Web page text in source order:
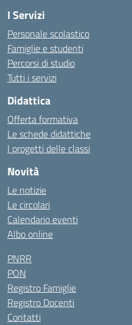
I Servizi
Personale scolastico
Famiglie e studenti
Percorsi di studio
Tutti i servizi
Didattica
Offerta formativa
Le schede didattiche
I progetti delle classi
Novità
Le notizie
Le circolari
Calendario eventi
Albo online
PNRR
PON
Registro Famiglie
Registro Docenti
Contatti